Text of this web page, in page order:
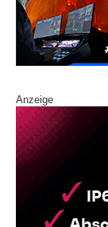
Anzeige